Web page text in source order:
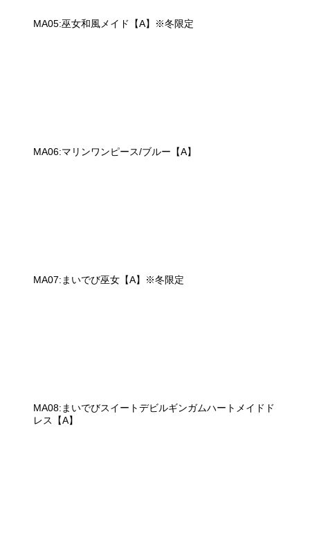
MA05:巫女和風メイド【A】※冬限定
MA06:マリンワンピース/ブルー【A】
MA07:まいでび巫女【A】※冬限定
MA08:まいでびスイートデビルギンガムハートメイドド
レス【A】